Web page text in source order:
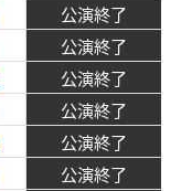
公演終了
公演終了
公演終了
公演終了
公演終了
公演終了